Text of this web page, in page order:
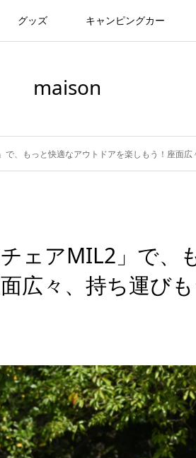
グッズ キャンピングカー
maison
で、もっと快適なアウトドアを楽しもう！座面広
ェアMIL2」で、
広々、持ち運びも